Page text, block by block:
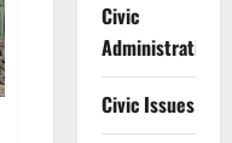
Civic
Administration
Civic Issues